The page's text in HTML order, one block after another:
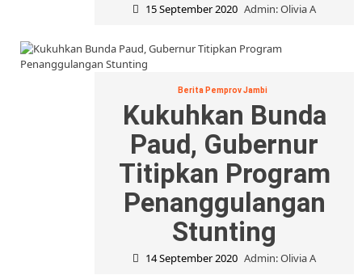
15 September 2020 Admin: Olivia A
Berita Pemprov Jambi
Kukuhkan Bunda
Paud, Gubernur
Titipkan Program
Penanggulangan
Stunting
14 September 2020 Admin: Olivia A